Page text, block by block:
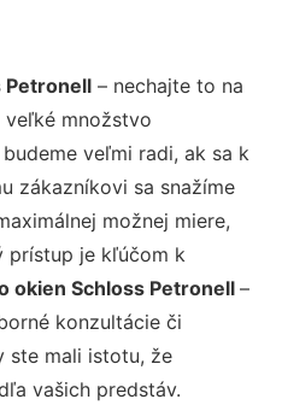
Petronell – nechajte to na
veľké množstvo
veľmi radi, ak sa k
zákazníkovi sa snažíme
možnej miere,
prístup je kľúčom k
okien Schloss Petronell –
konzultácie či
ste mali istotu, že
vašich predstáv.